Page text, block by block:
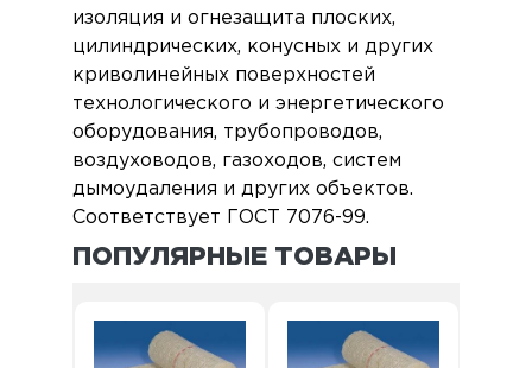
изоляция и огнезащита плоских,
цилиндрических, конусных и других
криволинейных поверхностей
технологического и энергетического
оборудования, трубопроводов,
воздуховодов, газоходов, систем
дымоудаления и других объектов.
Соответствует ГОСТ 7076-99.
ПОПУЛЯРНЫЕ ТОВАРЫ